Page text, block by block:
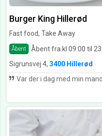
Burger King Hillerød
Fast food, Take Away
Åbent Åbent fra kl 09:00 til
Sigrunsvej 4, 3400 Hillerød
Var der i dag med min mand,min datter og 2 børnebørn. Var en ny medarbejder på job så ventetiden Var ca 40 minutter. Ingen klage over den nye medarbejder. Han gjorde det så godt han kunne. Vi havde mere ondt af ham. Og undrede os over